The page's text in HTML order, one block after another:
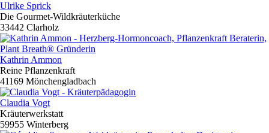
Ulrike Sprick
Die Gourmet-Wildkräuterküche
33442 Clarholz
Kathrin Ammon
Reine Pflanzenkraft
41169 Mönchengladbach
Claudia Vogt
Kräuterwerkstatt
59955 Winterberg